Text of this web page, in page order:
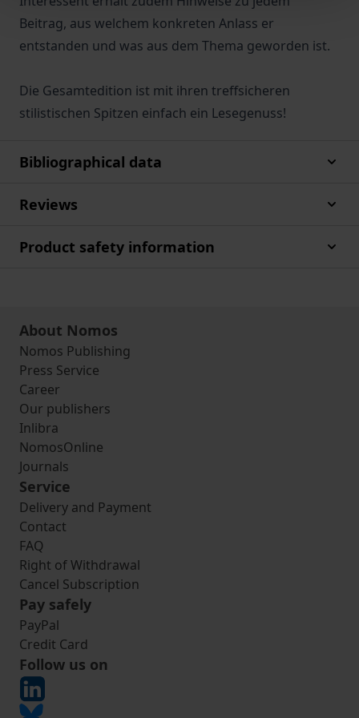
Beitrag, aus welchem konkreten Anlass er
entstanden und was aus dem Thema geworden ist.
Die Gesamtedition ist mit ihren treffsicheren
stilistischen Spitzen einfach ein Lesegenuss!
Bibliographical data
Reviews
Product safety information
About Nomos
Nomos Publishing
Press Service
Career
Our publishers
Inlibra
NomosOnline
Journals
Service
Delivery and Payment
Contact
FAQ
Right of Withdrawal
Cancel Subscription
Pay safely
PayPal
Credit Card
Follow us on